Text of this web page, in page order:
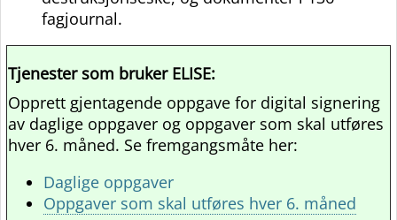
fagjournal.
Tjenester som bruker ELISE:
Opprett gjentagende oppgave for digital signering
av daglige oppgaver og oppgaver som skal utføres
hver 6. måned. Se fremgangsmåte her:
Daglige oppgaver
Oppgaver som skal utføres hver 6. måned